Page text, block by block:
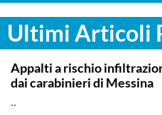
Ultimi Articoli
MESSINA
Appalti a rischio
dai carabinieri di Messina
..